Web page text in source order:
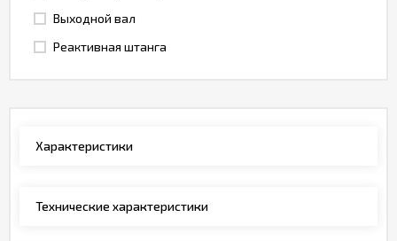
Выходной вал
Реактивная штанга
Характеристики
Технические характеристики